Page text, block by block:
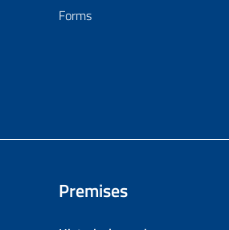
Forms
Premises